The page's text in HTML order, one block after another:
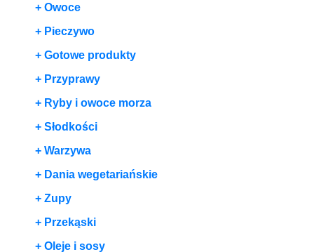
+ Owoce
+ Pieczywo
+ Gotowe produkty
+ Przyprawy
+ Ryby i owoce morza
+ Słodkości
+ Warzywa
+ Dania wegetariańskie
+ Zupy
+ Przekąski
+ Oleje i sosy